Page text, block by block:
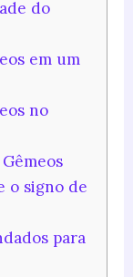
do
em um
no
o signo de
para